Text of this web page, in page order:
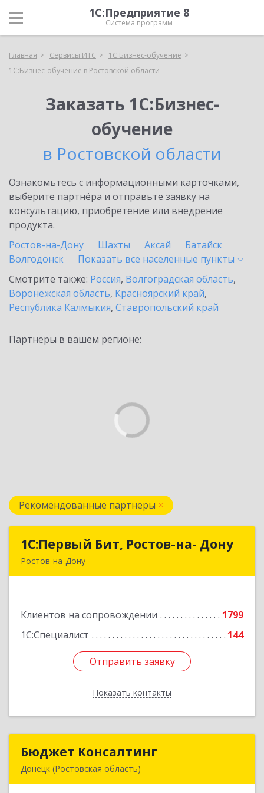
1С:Предприятие 8
Система программ
Главная Сервисы ИТС
1С:Бизнес-обучение
1С:Бизнес-обучение в Ростовской области
Заказать 1С:Бизнес-
обучение
в Ростовской области
Ознакомьтесь с информационными карточками,
выберите партнёра и отправьте заявку на
консультацию, приобретение или внедрение
продукта.
Ростов-на-Дону
Шахты Аксай
Батайск
Волгодонск
Показать все населенные пункты
Смотрите также: Россия, Волгоградская область,
Воронежская область, Красноярский край,
Республика Калмыкия, Ставропольский край
Партнеры в вашем регионе:
Рекомендованные партнеры
1С:Первый Бит, Ростов-на- Дону
Ростов-на-Дону
Клиентов на сопровождении
1799
1С:Специалист
144
Отправить заявку
Показать контакты
1С:Первый Бит, Ростов-на- Дону
Подробнее
Отправить заявку
Назад
Бюджет Консалтинг
Донецк (Ростовская область)
Бюджет Консалтинг